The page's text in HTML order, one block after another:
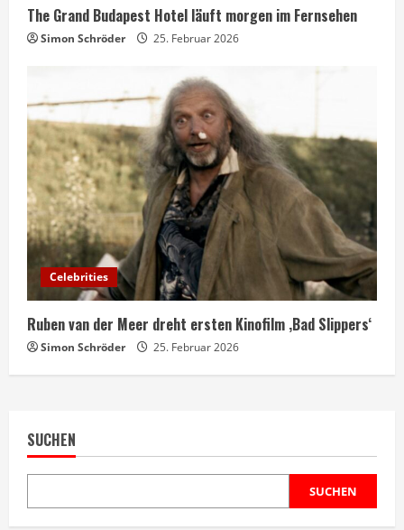
The Grand Budapest Hotel läuft morgen im Fernsehen
Simon Schröder 25. Februar 2026
Celebrities
Ruben van der Meer dreht ersten Kinofilm ‚Bad Slippers‘
Simon Schröder 25. Februar 2026
SUCHEN
SUCHEN